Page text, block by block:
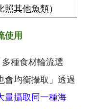
其他魚類）
使用
種食材輪流選
會均衡攝取」透過
量攝取同一種海